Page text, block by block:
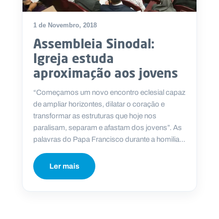
1 de Novembro, 2018
Assembleia Sinodal:
Igreja estuda
aproximação aos jovens
“Começamos um novo encontro eclesial capaz
de ampliar horizontes, dilatar o coração e
transformar as estruturas que hoje nos
paralisam, separam e afastam dos jovens”. As
palavras do Papa Francisco durante a homilia...
Ler mais
O
R
T
A
I
N
L
S
a
l
e
s
i
a